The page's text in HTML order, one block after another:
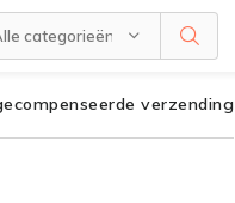
categorieën
verzending